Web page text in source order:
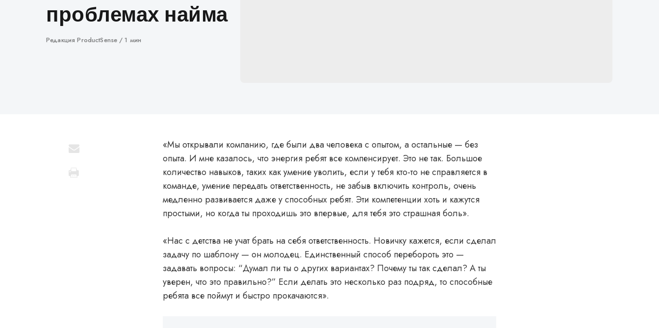
проблемах найма
Автор
Редакция ProductSense 1 мин
«‎Мы открывали компанию, где были два человека с опытом, а остальные — без
опыта. И мне казалось, что энергия ребят все компенсирует. Это не так. Большое
количество навыков, таких как умение уволить, если у тебя кто-то не справляется в
команде, умение передать ответственность, не забыв включить контроль, очень
медленно развивается даже у способных ребят. Эти компетенции хоть и кажутся
простыми, но когда ты проходишь это впервые, для тебя это страшная боль»‎.
«‎Нас с детства не учат брать на себя ответственность. Новичку кажется, если сделал
задачу по шаблону — он молодец. Единственный способ перебороть это —
задавать вопросы: “Думал ли ты о других вариантах? Почему ты так сделал? А ты
уверен, что это правильно?” Если делать это несколько раз подряд, то способные
ребята все поймут и быстро прокачаются»‎.